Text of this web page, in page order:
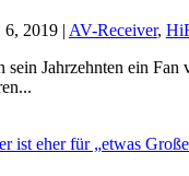
6, 2019| AV-Receiver,
Jahrzehnten ein